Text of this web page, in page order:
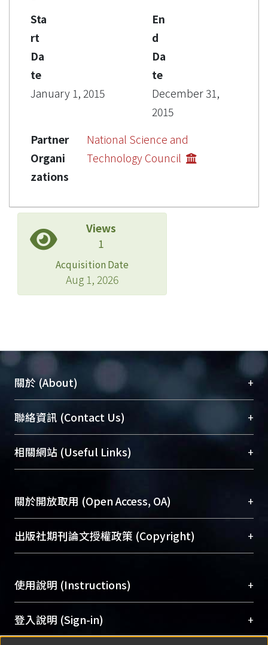
Sta
rt
Da
te
January 1, 2015
En
d
Da
te
December 31,
2015
Partner
Organi
zations
National Science and
Technology Council
Views
1
Acquisition Date
Aug 1, 2026
關於 (About) +
臺大位居世界頂尖大學之列，為永久珍藏及向國際
展現本校豐碩的研究成果及學術能量，圖書館整合
機構典藏（NTUR）與學術庫（AH）不同功能平
台，成為臺大學術典藏NTU scholars。期能整合研
成果。
To permanently archive and promote researcher
profiles and scholarly works, Library integrates the
services of “NTU Repository” with “Academic
聯絡資訊 (Contact Us) +
總館學科館員(Main Library)
醫學圖書館學科館員(Medical Library)
Sciences Library)
相關網站 (Useful Links) +
關於開放取用 (Open Access, OA) +
開放取用是從使用者角度提升資訊取用性的社會運
動，應用在學術研究上是透過將研究著作公開供使
用逐年攀升。同時可加速研究發展、提升研究影響
Archive）平台。 （點選深入了解OA）
出版社期刊論文授權政策 (Copyright) +
含部分內容的版權非匯入者所有，或由第三方贊
助與合作完成，請確認該版權所有者及第三方同
意提供此授權。
Please represent that the submission is your
使用說明 (Instructions) +
網站簡介(Quickstart Guide)
使用手冊(Instruction Manual)
登入說明 (Sign-in) +